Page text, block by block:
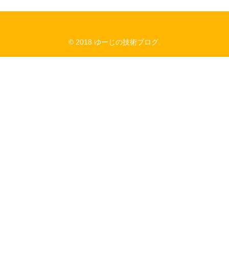
© 2018 ゆーじの技術ブログ.